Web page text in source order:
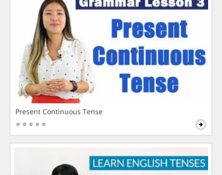
Present Continuous Tense